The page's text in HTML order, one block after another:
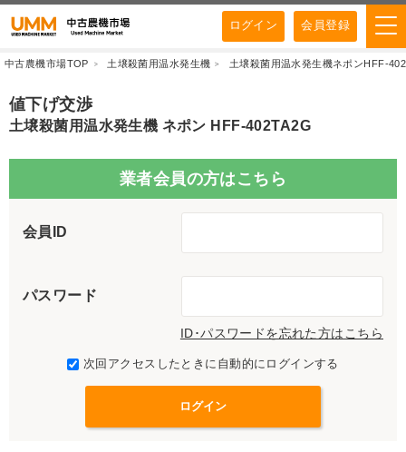
ログイン 会員登録
中古農機市場TOP 土壌殺菌用温水発生機 土壌殺菌用温水発生機ネポンHFF-
値下げ交渉
土壌殺菌用温水発生機 ネポン HFF-402TA2G
業者会員の方はこちら
会員ID
パスワード
ID･パスワードを忘れた方はこちら
次回アクセスしたときに自動的にログインする